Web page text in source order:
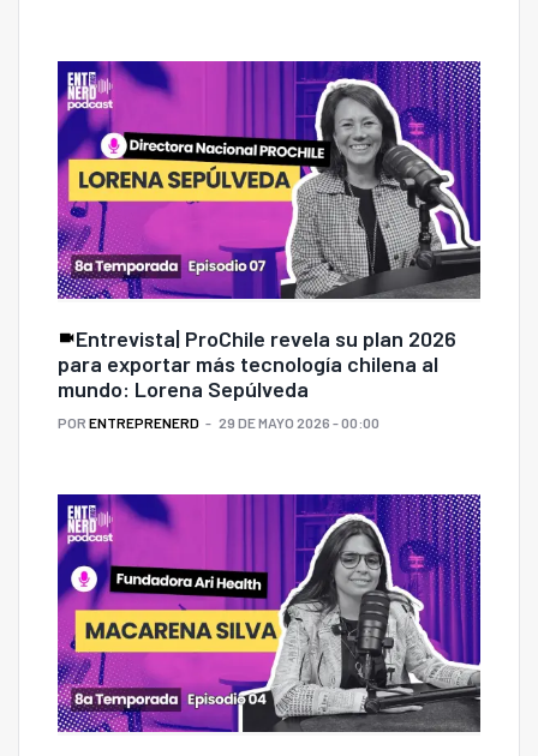
Entrevista| ProChile revela su plan 2026
para exportar más tecnología chilena al
mundo: Lorena Sepúlveda
POR ENTREPRENERD 29 DE MAYO 2026 - 00:00